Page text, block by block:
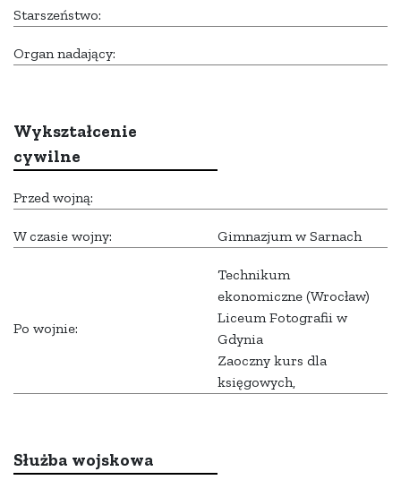
Starszeństwo:
Organ nadający:
Wykształcenie
cywilne
Przed wojną:
W czasie wojny: Gimnazjum w Sarnach
Po wojnie:
Technikum
ekonomiczne (Wrocław)
Liceum Fotografii w
Gdynia
Zaoczny kurs dla
księgowych,
Służba wojskowa